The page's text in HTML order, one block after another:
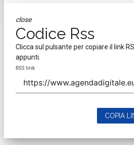
close
Codice Rss
Clicca sul pulsante per copiare il link
appunti.
RSS link
COPIA